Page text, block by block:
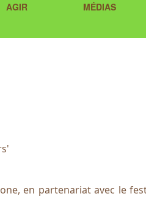
AGIR MÉDIAS
en partenariat avec le